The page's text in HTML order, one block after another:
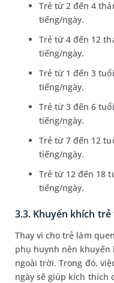
Trẻ từ 2 đến 4
tiếng/ngày.
Trẻ từ 4 đến 12
tiếng/ngày.
Trẻ từ 1 đến 3
tiếng/ngày.
Trẻ từ 3 đến 6
tiếng/ngày.
Trẻ từ 7 đến 12
tiếng/ngày.
Trẻ từ 12 đến 18
tiếng/ngày.
3.3. Khuyến khích
Thay vì cho trẻ làm
phụ huynh nên khuyến
ngoài trời. Trong đó,
ngày sẽ giúp kích thích